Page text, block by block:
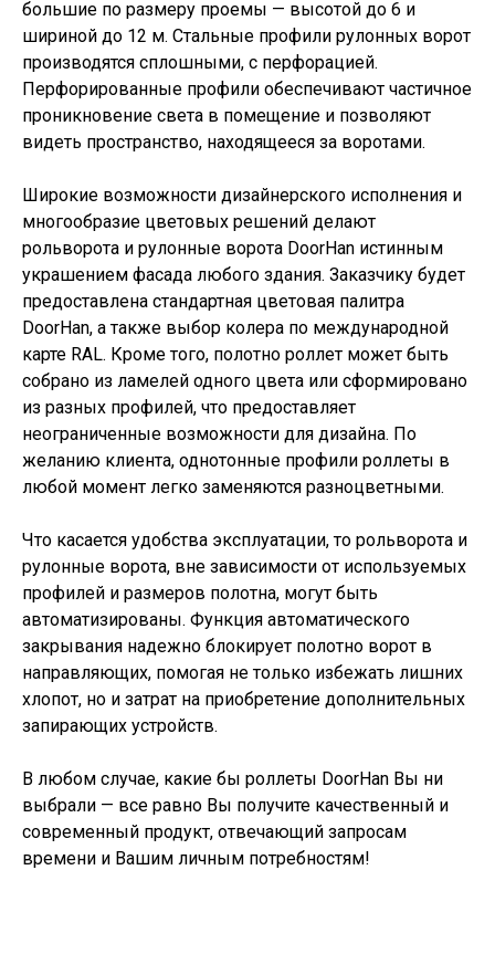
большие по размеру проемы — высотой до 6 и
шириной до 12 м. Стальные профили рулонных ворот
производятся сплошными, с перфорацией.
Перфорированные профили обеспечивают частичное
проникновение света в помещение и позволяют
видеть пространство, находящееся за воротами.
Широкие возможности дизайнерского исполнения и
многообразие цветовых решений делают
рольворота и рулонные ворота DoorHan истинным
украшением фасада любого здания. Заказчику будет
предоставлена стандартная цветовая палитра
DoorHan, а также выбор колера по международной
карте RAL. Кроме того, полотно роллет может быть
собрано из ламелей одного цвета или сформировано
из разных профилей, что предоставляет
неограниченные возможности для дизайна. По
желанию клиента, однотонные профили роллеты в
любой момент легко заменяются разноцветными.
Что касается удобства эксплуатации, то рольворота и
рулонные ворота, вне зависимости от используемых
профилей и размеров полотна, могут быть
автоматизированы. Функция автоматического
закрывания надежно блокирует полотно ворот в
направляющих, помогая не только избежать лишних
хлопот, но и затрат на приобретение дополнительных
запирающих устройств.
В любом случае, какие бы роллеты DoorHan Вы ни
выбрали — все равно Вы получите качественный и
современный продукт, отвечающий запросам
времени и Вашим личным потребностям!